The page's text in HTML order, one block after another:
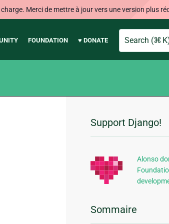
Merci de mettre à jour vers une version plus
FOUNDATION ♥ DONATE
Search
Informations
supplémentaires
Support Django!
Alonso
Sommaire